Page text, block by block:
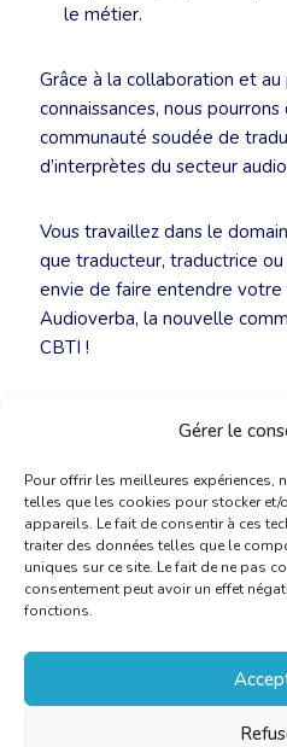
Gérer le
Pour offrir les meilleures
telles que les cookies pour stocker
appareils. Le fait de consentir à ces
traiter des données telles que le
uniques sur ce site. Le fait de ne pas
consentement peut avoir un effet
fonctions.
le métier.
Grâce à la collaboration et
connaissances, nous
communauté soudée de
d’interprètes du secteur
Vous travaillez dans le
que traducteur, traductrice
envie de faire entendre votre
Audioverba, la nouvelle
CBTI !